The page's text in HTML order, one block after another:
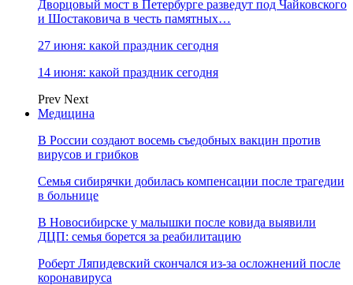
Дворцовый мост в Петербурге разведут под Чайковского
и Шостаковича в честь памятных…
27 июня: какой праздник сегодня
14 июня: какой праздник сегодня
Prev Next
Медицина
В России создают восемь съедобных вакцин против
вирусов и грибков
Семья сибирячки добилась компенсации после трагедии
в больнице
В Новосибирске у малышки после ковида выявили
ДЦП: семья борется за реабилитацию
Роберт Ляпидевский скончался из-за осложнений после
коронавируса